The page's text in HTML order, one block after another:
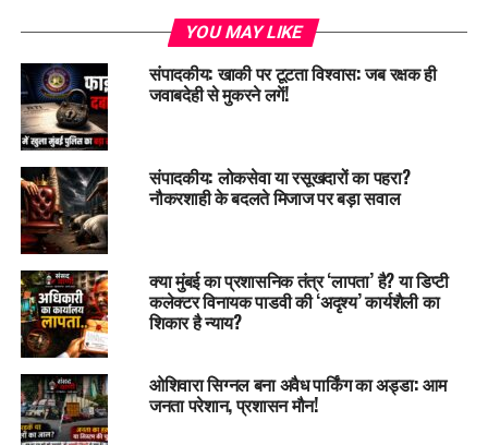
YOU MAY LIKE
संपादकीय: खाकी पर टूटता विश्वास: जब रक्षक ही
जवाबदेही से मुकरने लगें!
संपादकीय: लोकसेवा या रसूखदारों का पहरा?
नौकरशाही के बदलते मिजाज पर बड़ा सवाल
क्या मुंबई का प्रशासनिक तंत्र ‘लापता’ है? या डिप्टी
कलेक्टर विनायक पाडवी की ‘अदृश्य’ कार्यशैली का
शिकार है न्याय?
ओशिवारा सिग्नल बना अवैध पार्किंग का अड्डा: आम
जनता परेशान, प्रशासन मौन!